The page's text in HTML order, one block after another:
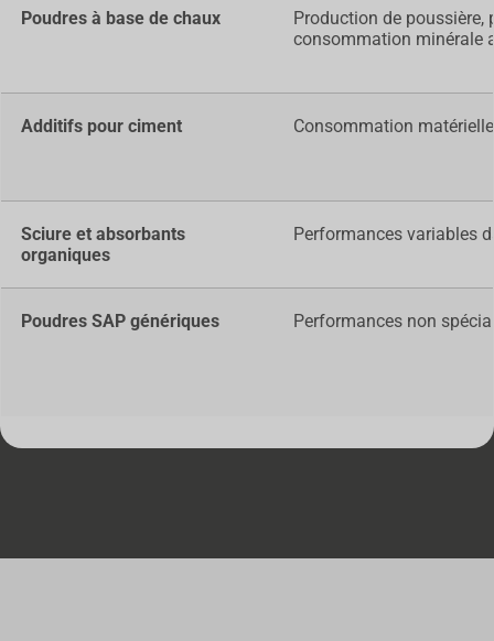
Poudres à base de chaux
Production de
consommation minérale
Additifs pour ciment Consommation
Sciure et absorbants
organiques
Performances variables
Poudres SAP génériques Performances non